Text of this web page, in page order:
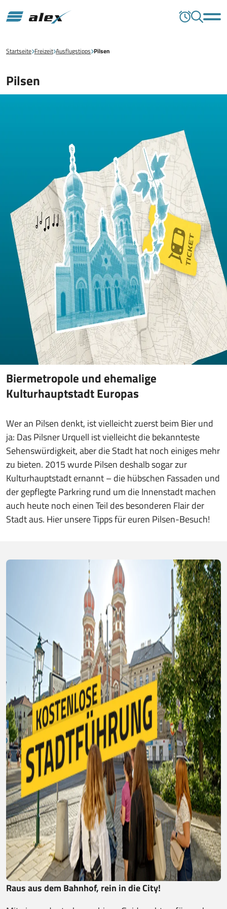
Startseite Freizeit Ausflugstipps Pilsen
Pilsen
Biermetropole und ehemalige
Kulturhauptstadt Europas
Wer an Pilsen denkt, ist vielleicht zuerst beim Bier und
ja: Das Pilsner Urquell ist vielleicht die bekannteste
Sehenswürdigkeit, aber die Stadt hat noch einiges mehr
zu bieten. 2015 wurde Pilsen deshalb sogar zur
Kulturhauptstadt ernannt – die hübschen Fassaden und
der gepflegte Parkring rund um die Innenstadt machen
auch heute noch einen Teil des besonderen Flair der
Stadt aus. Hier unsere Tipps für euren Pilsen-Besuch!
Raus aus dem Bahnhof, rein in die City!